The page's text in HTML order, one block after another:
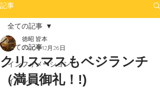
記事
全ての記事
インフォメーション
イベント
全ての記事
クリスマスもベジランチ
（満員御礼！!)
徳昭 皆本
2020年12月26日